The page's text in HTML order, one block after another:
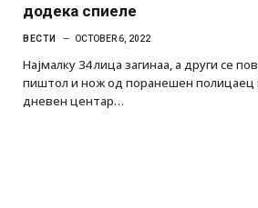
додека спиеле
ВЕСТИ OCTOBER 6, 2022
Најмалку 34 лица загинаа, а други се
пиштол и нож од поранешен
дневен центар…